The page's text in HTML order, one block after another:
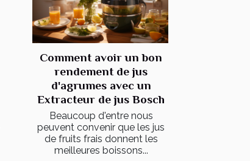
Comment avoir un bon
rendement de jus
d'agrumes avec un
Extracteur de jus Bosch
Beaucoup d'entre nous
peuvent convenir que les jus
de fruits frais donnent les
meilleures boissons...